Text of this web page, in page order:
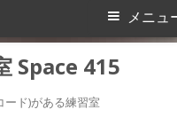
Space 415
ド)がある練習室
メニュ